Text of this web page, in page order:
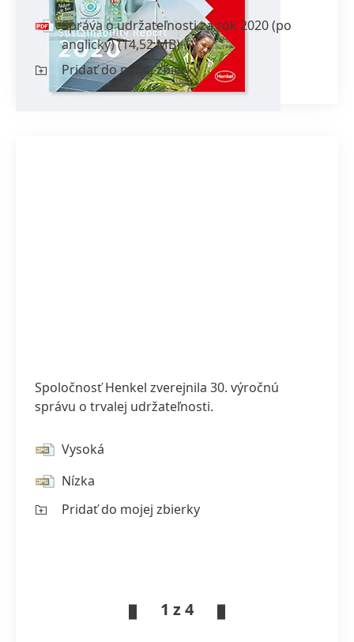
Správa o udržateľnosti za rok 2020(po
anglicky)(14,52 MB)
Pridať do mojej zbierky
Spoločnosť Henkel zverejnila 30. výročnú
správu o trvalej udržateľnosti.
Vysoká
Nízka
Pridať do mojej zbierky
1 z 4